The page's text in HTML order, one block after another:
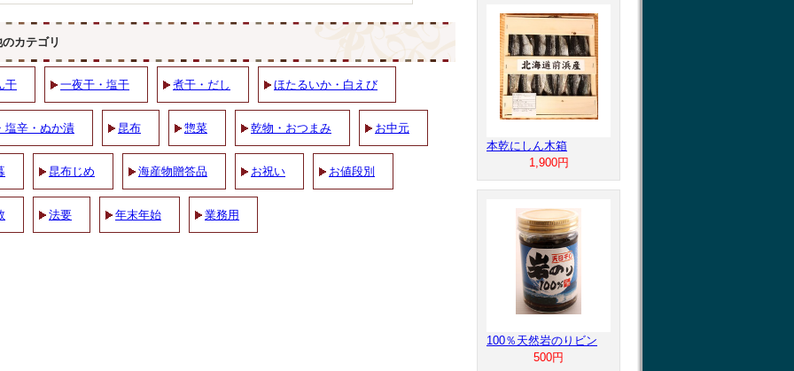
カテゴリ
干 一夜干・塩干 煮干・だし ほたるいか・白えび
塩辛・ぬか漬 昆布 惣菜 乾物・おつまみ お中元
昆布じめ 海産物贈答品 お祝い お値段別
法要 年末年始 業務用
本乾にしん木箱
1,900円
100％天然岩のりビン
500円